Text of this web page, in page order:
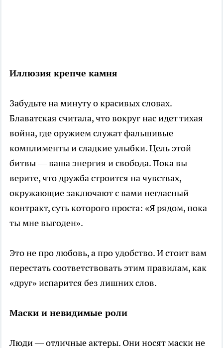
Иллюзия крепче камня
Забудьте на минуту о красивых словах.
Блаватская считала, что вокруг нас идет тихая
война, где оружием служат фальшивые
комплименты и сладкие улыбки. Цель этой
битвы — ваша энергия и свобода. Пока вы
верите, что дружба строится на чувствах,
окружающие заключают с вами негласный
контракт, суть которого проста: «Я рядом, пока
ты мне выгоден».
Это не про любовь, а про удобство. И стоит вам
перестать соответствовать этим правилам, как
«друг» испарится без лишних слов.
Маски и невидимые роли
Люди — отличные актеры. Они носят маски не